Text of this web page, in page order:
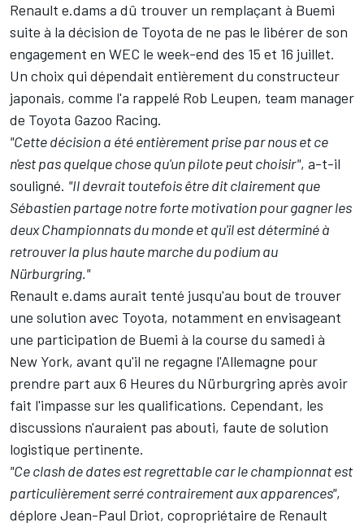
Renault e.dams a dû trouver un remplaçant à Buemi
suite à la décision de Toyota de ne pas le libérer de son
engagement en WEC le week-end des 15 et 16 juillet.
Un choix qui dépendait entièrement du constructeur
japonais, comme l'a rappelé Rob Leupen, team manager
de Toyota Gazoo Racing.
"Cette décision a été entièrement prise par nous et ce
n'est pas quelque chose qu'un pilote peut choisir", a-t-il
souligné. "Il devrait toutefois être dit clairement que
Sébastien partage notre forte motivation pour gagner les
deux Championnats du monde et qu'il est déterminé à
retrouver la plus haute marche du podium au
Nürburgring."
Renault e.dams aurait tenté jusqu'au bout de trouver
une solution avec Toyota, notamment en envisageant
une participation de Buemi à la course du samedi à
New York, avant qu'il ne regagne l'Allemagne pour
prendre part aux 6 Heures du Nürburgring après avoir
fait l'impasse sur les qualifications. Cependant, les
discussions n'auraient pas abouti, faute de solution
logistique pertinente.
"Ce clash de dates est regrettable car le championnat est
particulièrement serré contrairement aux apparences",
déplore Jean-Paul Driot, copropriétaire de Renault